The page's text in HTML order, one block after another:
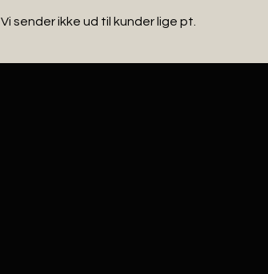
Vi sender ikke ud til kunder lige pt.